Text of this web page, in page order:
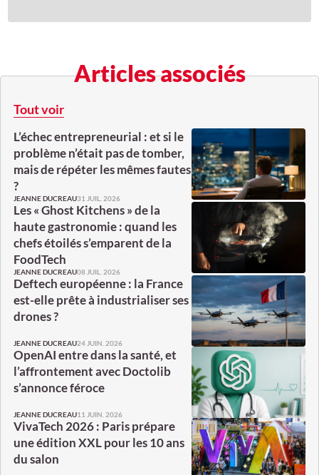
Articles associés
Tout voir
L’échec entrepreneurial : et si le
problème n’était pas de tomber,
mais de répéter les mêmes fautes
?
JEANNE DUCREAU31 JUIL. 2026
Les « Ghost Kitchens » de la
haute gastronomie : quand les
chefs étoilés s’emparent de la
FoodTech
JEANNE DUCREAU08 JUIL. 2026
Deftech européenne : la France
est-elle prête à industrialiser ses
drones ?
JEANNE DUCREAU24 JUIN. 2026
OpenAI entre dans la santé, et
l’affrontement avec Doctolib
s’annonce féroce
JEANNE DUCREAU11 JUIN. 2026
VivaTech 2026 : Paris prépare
une édition XXL pour les 10 ans
du salon